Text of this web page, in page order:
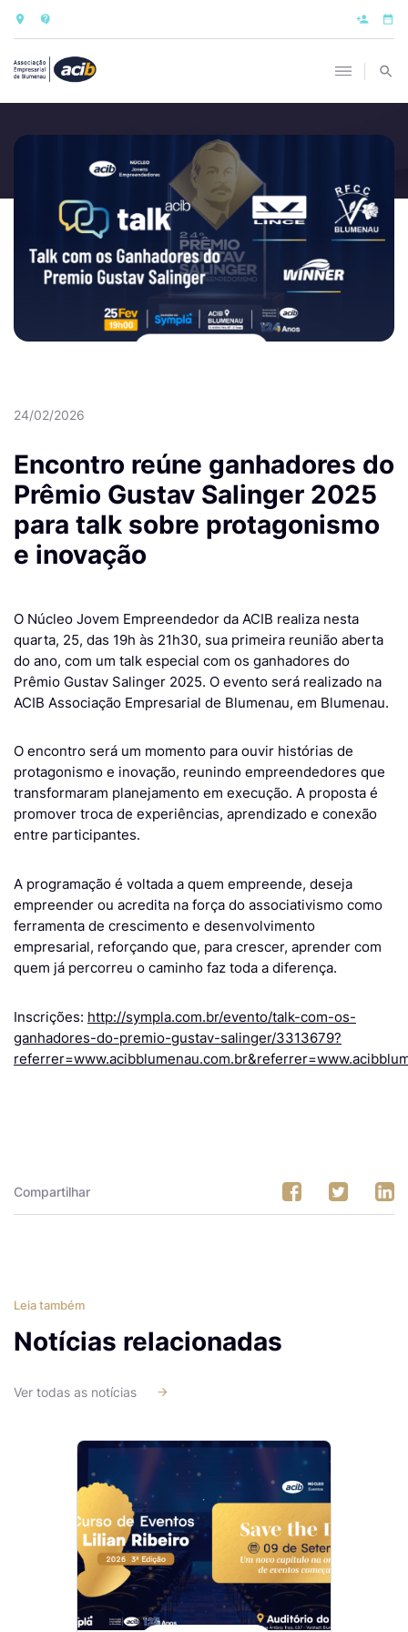
24/02/2026
Encontro reúne ganhadores do
Prêmio Gustav Salinger 2025
para talk sobre protagonismo
e inovação
O Núcleo Jovem Empreendedor da ACIB realiza nesta
quarta, 25, das 19h às 21h30, sua primeira reunião aberta
do ano, com um talk especial com os ganhadores do
Prêmio Gustav Salinger 2025. O evento será realizado na
ACIB Associação Empresarial de Blumenau, em Blumenau.
O encontro será um momento para ouvir histórias de
protagonismo e inovação, reunindo empreendedores que
transformaram planejamento em execução. A proposta é
promover troca de experiências, aprendizado e conexão
entre participantes.
A programação é voltada a quem empreende, deseja
empreender ou acredita na força do associativismo como
ferramenta de crescimento e desenvolvimento
empresarial, reforçando que, para crescer, aprender com
quem já percorreu o caminho faz toda a diferença.
Inscrições: http://sympla.com.br/evento/talk-com-os-
ganhadores-do-premio-gustav-salinger/3313679?
Compartilhar
Leia também
Notícias relacionadas
Ver todas as notícias